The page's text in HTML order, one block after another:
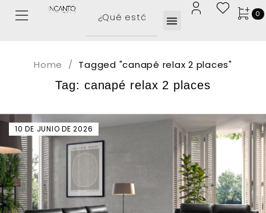
0
Tag: canapé relax 2 places
Home / Tagged "canapé relax 2 places"
10 DE JUNIO DE 2026